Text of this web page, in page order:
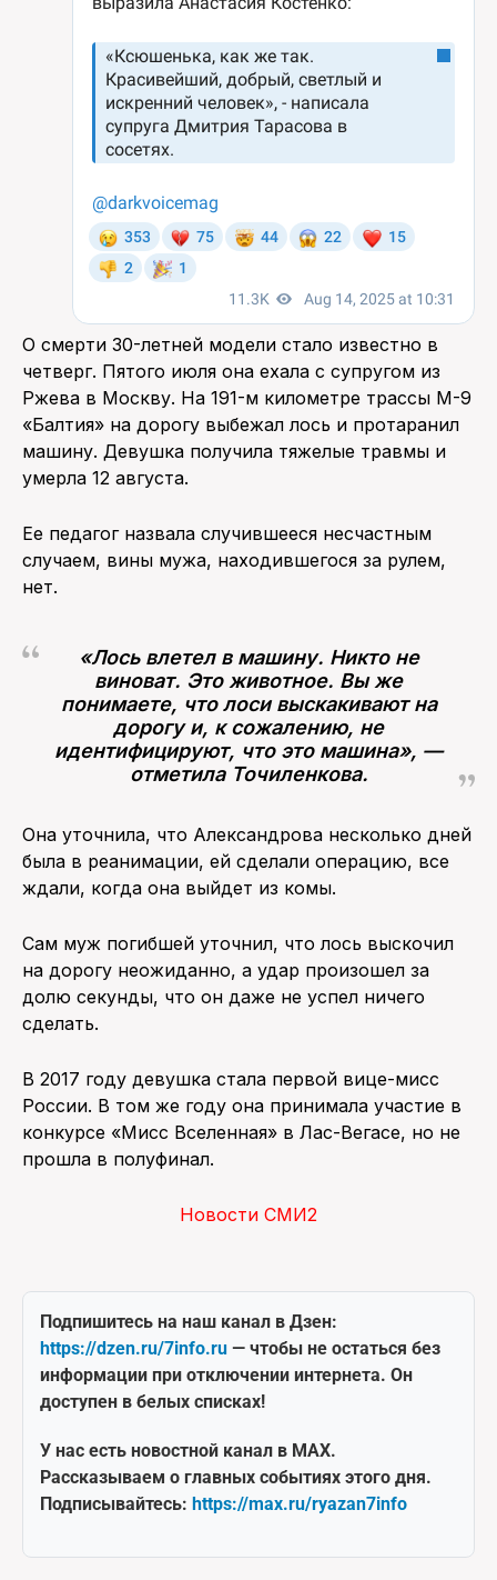
О смерти 30-летней модели стало известно в
четверг. Пятого июля она ехала с супругом из
Ржева в Москву. На 191-м километре трассы М-9
«Балтия» на дорогу выбежал лось и протаранил
машину. Девушка получила тяжелые травмы и
умерла 12 августа.
Ее педагог назвала случившееся несчастным
случаем, вины мужа, находившегося за рулем,
нет.
«Лось влетел в машину. Никто не
виноват. Это животное. Вы же
понимаете, что лоси выскакивают на
дорогу и, к сожалению, не
идентифицируют, что это машина», —
отметила Точиленкова.
Она уточнила, что Александрова несколько дней
была в реанимации, ей сделали операцию, все
ждали, когда она выйдет из комы.
Сам муж погибшей уточнил, что лось выскочил
на дорогу неожиданно, а удар произошел за
долю секунды, что он даже не успел ничего
сделать.
В 2017 году девушка стала первой вице-мисс
России. В том же году она принимала участие в
конкурсе «Мисс Вселенная» в Лас-Вегасе, но не
прошла в полуфинал.
Новости СМИ2
Подпишитесь на наш канал в Дзен:
https://dzen.ru/7info.ru — чтобы не остаться без
информации при отключении интернета. Он
доступен в белых списках!
У нас есть новостной канал в MAX.
Рассказываем о главных событиях этого дня.
Подписывайтесь: https://max.ru/ryazan7info